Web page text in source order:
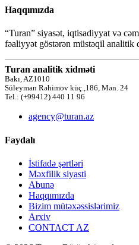
Haqqımızda
“Turan” siyasət, iqtisadiyyat və
fəaliyyət göstərən müstəqil analitik
Turan analitik xidməti
Bakı, AZ1010
Süleyman Rəhimov küç.,186, Mən. 24
Tel.: (+99412) 440 11 96
agency@turan.az
Faydalı
İstifadə şərtləri
Məxfilik siyasti
Abunə
Haqqımızda
Bizim mütəxəssislərimiz
Arxiv
CONTACT AZ